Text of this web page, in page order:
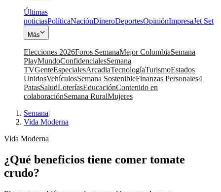
Últimas
noticiasPolíticaNaciónDineroDeportesOpiniónImpresaJet Set
Más
Elecciones 2026Foros SemanaMejor ColombiaSemana
PlayMundoConfidencialesSemana
TVGenteEspecialesArcadiaTecnologíaTurismoEstados
UnidosVehículosSemana SostenibleFinanzas Personales4
PatasSaludLoteríasEducaciónContenido en
colaboraciónSemana RuralMujeres
Semana|
Vida Moderna
Vida Moderna
¿Qué beneficios tiene comer tomate
crudo?